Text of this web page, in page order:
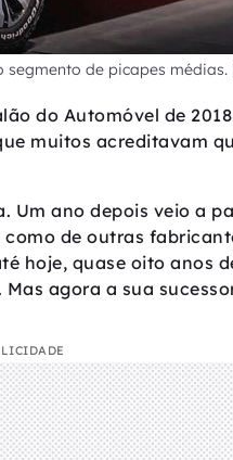
de picapes médias.
do Automóvel de
muitos acreditavam
Um ano depois veio a
de outras
hoje, quase oito anos
agora a sua